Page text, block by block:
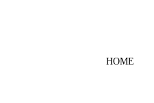
HOME